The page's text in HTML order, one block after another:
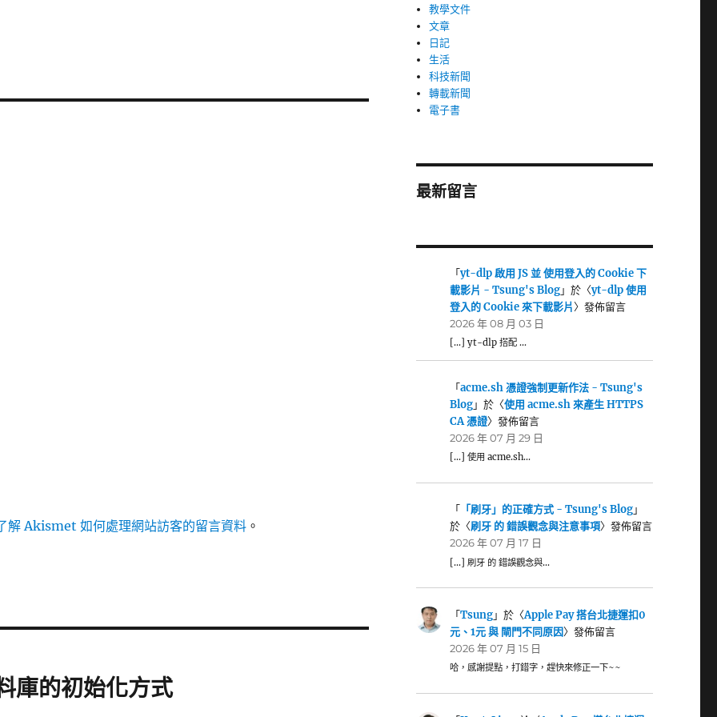
解 Akismet 如何處理網站訪客的留言資料 。
的初始化方式
教學文件
文章
日記
生活
科技新聞
轉載新聞
電子書
最新留言
「yt-dlp 啟用 JS 並 使用登入的 Cookie 下
載影片 - Tsung's Blog」於〈yt-dlp 使用
登入的 Cookie 來下載影片〉發佈留言
2026 年 08 月 03 日
[…] yt-dlp 搭配 …
「acme.sh 憑證強制更新作法 - Tsung's
Blog」於〈使用 acme.sh 來產生 HTTPS
CA 憑證〉發佈留言
2026 年 07 月 29 日
[…] 使用 acme.sh…
「 「刷牙」的正確方式 - Tsung's Blog」
於〈刷牙 的 錯誤觀念與注意事項〉發佈留言
2026 年 07 月 17 日
[…] 刷牙 的 錯誤觀念與…
「Tsung」於〈Apple Pay 搭台北捷運扣0
元、1元 與 閘門不同原因〉發佈留言
2026 年 07 月 15 日
哈，感謝提點，打錯字，趕快來修正一下~~